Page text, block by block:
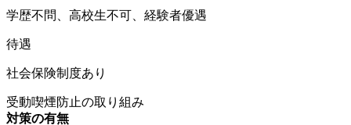
学歴不問、高校生不可、経験者優遇
待遇
社会保険制度あり
受動喫煙防止の取り組み
対策の有無